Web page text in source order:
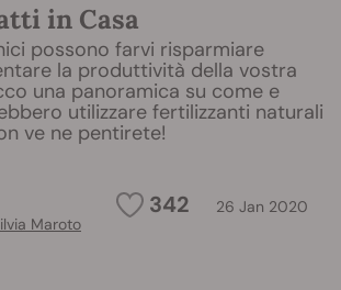
in Casa
possono farvi risparmiare
la produttività della vostra
una panoramica su come e
utilizzare fertilizzanti naturali
ve ne pentirete!
342 26 Jan 2020
Maroto